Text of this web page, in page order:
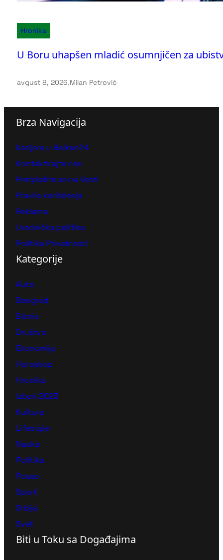
Hronika
U Boru uhapšen mladić osumnjičen za
avgust 8, 2026.Milan Petrović
Brza Navigacija
Karijera u Balkan24
Kontaktirajte nas
Pretplatite se na Vesti
Pravila korišćenja
Reklama
Urednička politika
Politika Privatnosti
Kategorije
Auto
Beograd
Biznis
Društvo
Ekonomija
Horoskop
Hronika
Izbori 2023
Kultura
Lifestyle
Nauka
Politika
Posao
Sport
Srbija
Svet
Biti u Toku sa Događajima